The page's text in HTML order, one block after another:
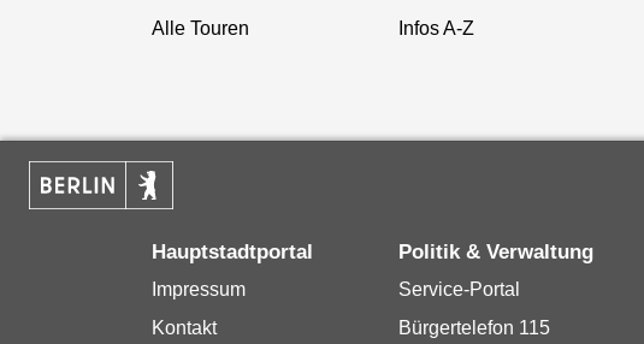
Alle Touren
Infos A-Z
Hauptstadtportal
Impressum
Kontakt
Politik & Verwaltung
Service-Portal
Bürgertelefon 115